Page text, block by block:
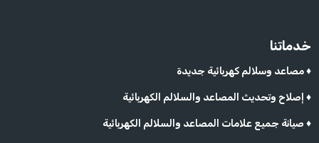
خدماتنا
مصاعد وسلالم كهربائية جديدة ♦
إصلاح وتحديث المصاعد والسلالم الكهربائية ♦
صيانة جميع علامات المصاعد والسلالم الكهربائية ♦